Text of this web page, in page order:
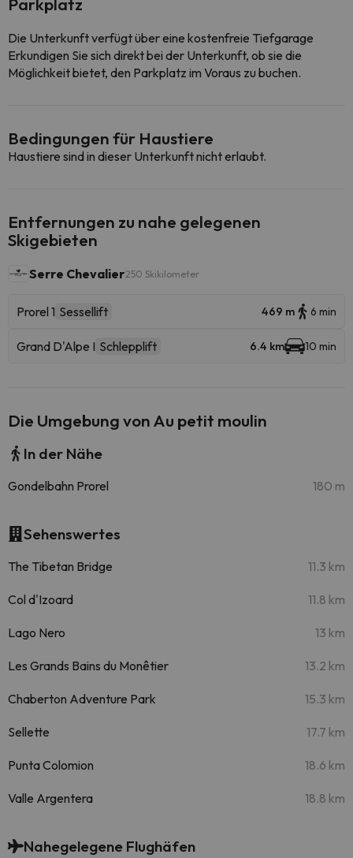
Die Unterkunft verfügt über eine kostenfreie Tiefgarage
Erkundigen Sie sich direkt bei der Unterkunft, ob sie die
Möglichkeit bietet, den Parkplatz im Voraus zu buchen.
Bedingungen für Haustiere
Haustiere sind in dieser Unterkunft nicht erlaubt.
Entfernungen zu nahe gelegenen
Skigebieten
Serre Chevalier250 Skikilometer
Prorel 1 Sessellift 469 m 6 min
Grand D'Alpe I Schlepplift 6.4 km 10 min
Die Umgebung von Au petit moulin
In der Nähe
Gondelbahn Prorel 180 m
Sehenswertes
The Tibetan Bridge 11.3 km
Col d'Izoard 11.8 km
Lago Nero 13 km
Les Grands Bains du Monêtier 13.2 km
Chaberton Adventure Park 15.3 km
Sellette 17.7 km
Punta Colomion 18.6 km
Valle Argentera 18.8 km
Nahegelegene Flughäfen